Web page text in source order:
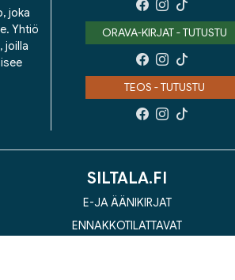
joka
Yhtiö
joilla
ORAVA-KIRJAT - TUTUSTU
TEOS - TUTUSTU
SILTALA.FI
E-JA ÄÄNIKIRJAT
ENNAKKOTILATTAVAT